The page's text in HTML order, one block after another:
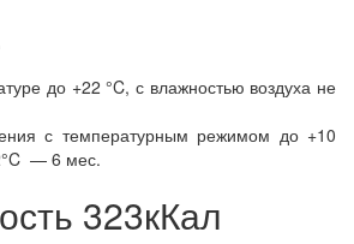
до +22 °C, с влажностью воздуха не
с температурным режимом до +10
— 6 мес.
323кКал